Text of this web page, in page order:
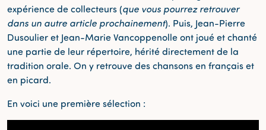
expérience de collecteurs (que vous pourrez retrouver
dans un autre article prochainement). Puis, Jean-Pierre
Dusoulier et Jean-Marie Vancoppenolle ont joué et chanté
une partie de leur répertoire, hérité directement de la
tradition orale. On y retrouve des chansons en français et
en picard.
En voici une première sélection :